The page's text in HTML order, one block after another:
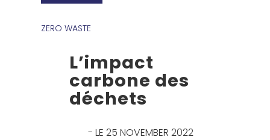
ZERO WASTE
L’impact
carbone des
déchets
- LE 25 NOVEMBER 2022